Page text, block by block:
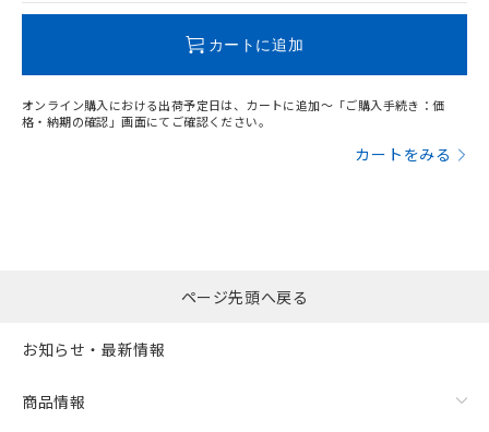
カートに追加
オンライン購入における出荷予定日は、カートに追加～「ご購入手続き：価
格・納期の確認」画面にてご確認ください。
カートをみる
ページ先頭へ戻る
お知らせ・最新情報
商品情報